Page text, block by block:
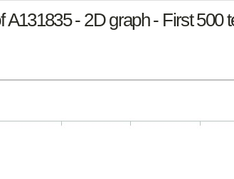
A131835 - 2D graph - First 500